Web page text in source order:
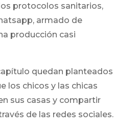
protocolos sanitarios,
armado de
producción casi
quedan planteados
los chicos y las chicas
sus casas y compartir
de las redes sociales.